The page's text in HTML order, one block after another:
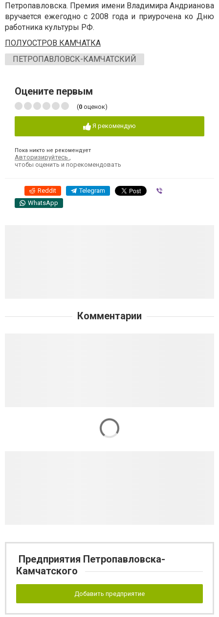
Петропавловска. Премия имени Владимира Андрианова
вручается ежегодно с 2008 года и приурочена ко Дню
работника культуры РФ.
ПОЛУОСТРОВ КАМЧАТКА
ПЕТРОПАВЛОВСК-КАМЧАТСКИЙ
Оцените первым
(0 оценок)
Я рекомендую
Пока никто не рекомендует
Авторизируйтесь
чтобы оценить и порекомендовать
Reddit Telegram
WhatsApp
Комментарии
Предприятия Петропавловска-
Камчатского
Добавить предприятие